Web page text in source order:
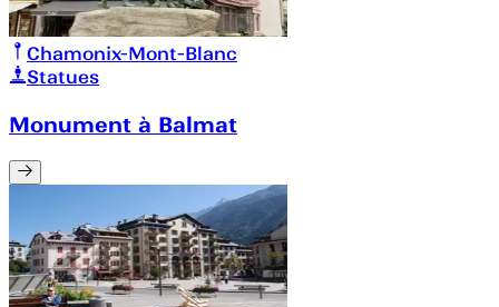
Chamonix-Mont-Blanc
Statues
Monument à Balmat